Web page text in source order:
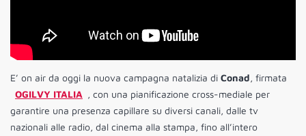
E’ on air da oggi la nuova campagna natalizia di Conad, firmata
OGILVY ITALIA , con una pianificazione cross-mediale per
garantire una presenza capillare su diversi canali, dalle tv
nazionali alle radio, dal cinema alla stampa, fino all’intero